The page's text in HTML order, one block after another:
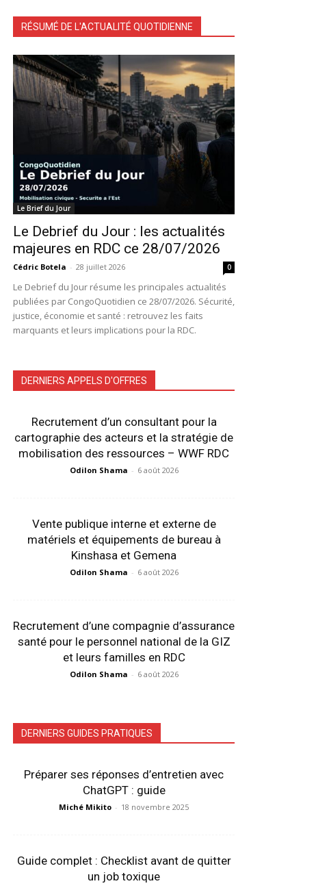
RÉSUMÉ DE L'ACTUALITÉ QUOTIDIENNE
Le Brief du Jour
Le Debrief du Jour : les actualités
majeures en RDC ce 28/07/2026
Cédric Botela - 28 juillet 2026 0
Le Debrief du Jour résume les principales actualités
publiées par CongoQuotidien ce 28/07/2026. Sécurité,
justice, économie et santé : retrouvez les faits
marquants et leurs implications pour la RDC.
DERNIERS APPELS D'OFFRES
Recrutement d’un consultant pour la
cartographie des acteurs et la stratégie de
mobilisation des ressources – WWF RDC
Odilon Shama - 6 août 2026
Vente publique interne et externe de
matériels et équipements de bureau à
Kinshasa et Gemena
Odilon Shama - 6 août 2026
Recrutement d’une compagnie d’assurance
santé pour le personnel national de la GIZ
et leurs familles en RDC
Odilon Shama - 6 août 2026
DERNIERS GUIDES PRATIQUES
Préparer ses réponses d’entretien avec
ChatGPT : guide
Miché Mikito - 18 novembre 2025
Guide complet : Checklist avant de quitter
un job toxique